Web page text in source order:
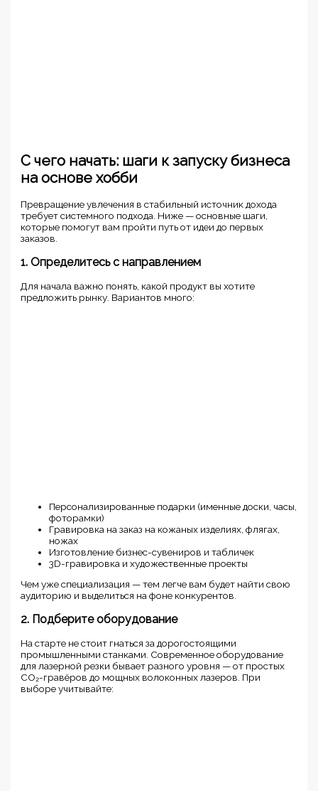
С чего начать: шаги к запуску бизнеса
на основе хобби
Превращение увлечения в стабильный источник дохода
требует системного подхода. Ниже — основные шаги,
которые помогут вам пройти путь от идеи до первых
заказов.
1. Определитесь с направлением
Для начала важно понять, какой продукт вы хотите
предложить рынку. Вариантов много:
Персонализированные подарки (именные доски, часы,
фоторамки)
Гравировка на заказ на кожаных изделиях, флягах,
ножах
Изготовление бизнес-сувениров и табличек
3D-гравировка и художественные проекты
Чем уже специализация — тем легче вам будет найти свою
аудиторию и выделиться на фоне конкурентов.
2. Подберите оборудование
На старте не стоит гнаться за дорогостоящими
промышленными станками. Современное оборудование
для лазерной резки бывает разного уровня — от простых
CO₂-гравёров до мощных волоконных лазеров. При
выборе учитывайте: